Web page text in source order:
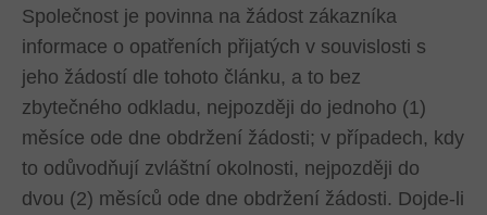
Společnost je povinna na žádost zákazníka
informace o opatřeních přijatých v souvislosti s
jeho žádostí dle tohoto článku, a to bez
zbytečného odkladu, nejpozději do jednoho (1)
měsíce ode dne obdržení žádosti; v případech, kdy
to odůvodňují zvláštní okolnosti, nejpozději do
dvou (2) měsíců ode dne obdržení žádosti. Dojde-li